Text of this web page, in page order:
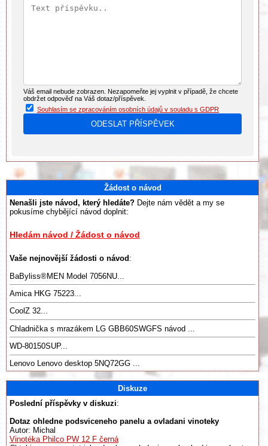
Váš email nebude zobrazen. Nezapomeňte jej vyplnit v případě, že chcete
obdržet odpověď na Váš dotaz/příspěvek.
Souhlasím se zpracováním osobních údajů v souladu s GDPR
Žádost o návod
Nenašli jste návod, který hledáte? Dejte nám vědět a my se
pokusíme chybějící návod doplnit:
Hledám návod / Žádost o návod
Vaše nejnovější žádosti o návod :
BaByliss®️MEN Model 7056NU...
Amica HKG 75223...
CoolZ 32...
Chladnička s mrazákem LG GBB60SWGFS návod ...
WD-80150SUP...
Lenovo Lenovo desktop 5NQ72GG ...
Diskuze
Poslední příspěvky v diskuzi:
Dotaz ohledne podsviceneho panelu a ovladani vinoteky
Autor: Michal
Vinotéka Philco PW 12 F černá